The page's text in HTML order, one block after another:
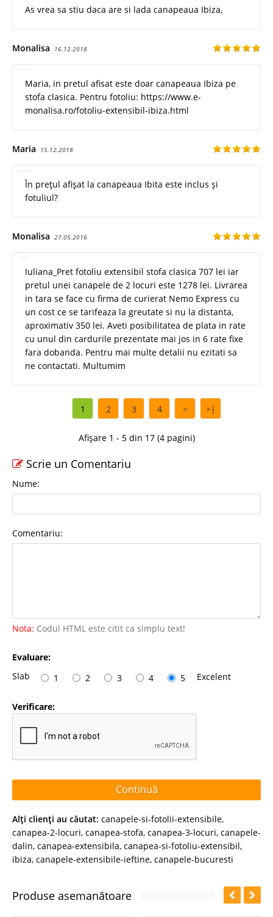
As vrea sa stiu daca are si lada canapeaua Ibiza,
Monalisa 16.12.2018
Maria, in pretul afisat este doar canapeaua Ibiza pe
stofa clasica. Pentru fotoliu: https://www.e-
monalisa.ro/fotoliu-extensibil-ibiza.html
Maria 15.12.2018
În prețul afișat la canapeaua Ibita este inclus și
fotuliul?
Monalisa 27.05.2016
Iuliana_Pret fotoliu extensibil stofa clasica 707 lei iar
pretul unei canapele de 2 locuri este 1278 lei. Livrarea
in tara se face cu firma de curierat Nemo Express cu
un cost ce se tarifeaza la greutate si nu la distanta,
aproximativ 350 lei. Aveti posibilitatea de plata in rate
cu unul din cardurile prezentate mai jos in 6 rate fixe
fara dobanda. Pentru mai multe detalii nu ezitati sa
ne contactati. Multumim
1 2 3 4 > >|
Afișare 1 - 5 din 17 (4 pagini)
Scrie un Comentariu
Nume:
Comentariu:
Nota: Codul HTML este citit ca simplu text!
Evaluare:
Slab
1 2 3 4 5 Excelent
Verificare:
Continuă
Alţi clienţi au căutat: canapele-si-fotolii-extensibile,
canapea-2-locuri, canapea-stofa, canapea-3-locuri, canapele-
dalin, canapea-extensibila, canapea-si-fotoliu-extensibil,
ibiza, canapele-extensibile-ieftine, canapele-bucuresti
Produse asemanătoare